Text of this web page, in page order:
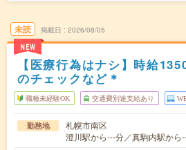
未読
NEW
掲載日 2026/08/05
【医療行為はナシ】時給
のチェックなど＊
職種未経験OK 交通費別途支給あり
勤務地
札幌市南区
澄川駅から---分／真駒内駅か